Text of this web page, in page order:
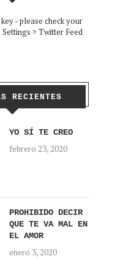
- please check your
> Twitter Feed
RECIENTES
YO SÍ TE CREO
febrero 23, 2020
PROHIBIDO DECIR
QUE TE VA MAL EN
EL AMOR
enero 3, 2020